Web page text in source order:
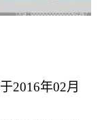
2016年02月